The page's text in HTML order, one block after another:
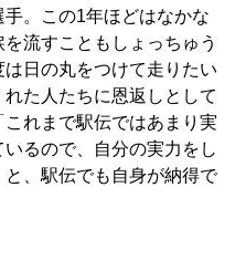
。この1年ほどはなかな
流すこともしょっちゅう
日の丸をつけて走りたい
た人たちに恩返しとして
れまで駅伝ではあまり実
るので、自分の実力をし
、駅伝でも自身が納得で